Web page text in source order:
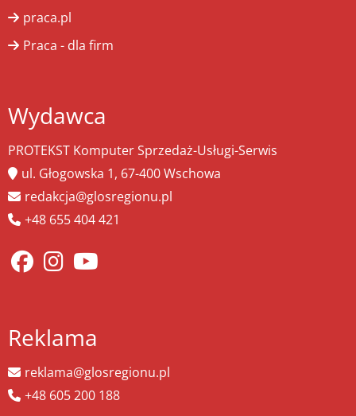
praca.pl
Praca - dla firm
Wydawca
PROTEKST Komputer Sprzedaż-Usługi-Serwis
ul. Głogowska 1, 67-400 Wschowa
redakcja@glosregionu.pl
+48 655 404 421
Reklama
reklama@glosregionu.pl
+48 605 200 188